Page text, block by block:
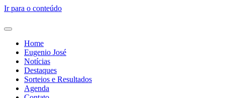
Ir para o conteúdo
Home
Eugenio José
Notícias
Destaques
Sorteios e Resultados
Agenda